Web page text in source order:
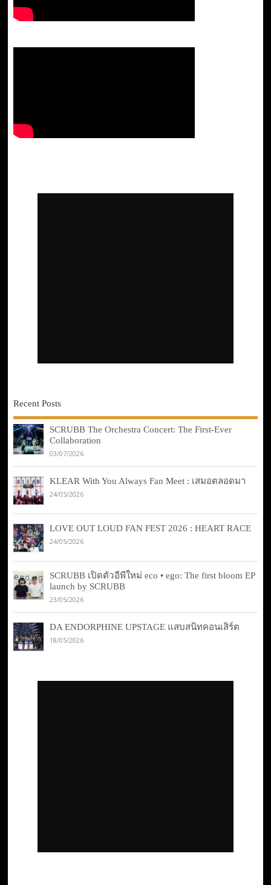
Recent Posts
SCRUBB The Orchestra Concert: The First-Ever
Collaboration
03/07/2026
KLEAR With You Always Fan Meet : เสมอตลอดมา
24/05/2026
LOVE OUT LOUD FAN FEST 2026 : HEART RACE
24/05/2026
SCRUBB เปิดตัวอีพีใหม่ eco • ego: The first bloom EP
launch by SCRUBB
23/05/2026
DA ENDORPHINE UPSTAGE แสบสนิทคอนเสิร์ต
18/05/2026